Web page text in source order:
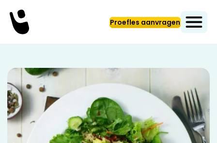
Proefles aanvragen